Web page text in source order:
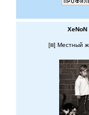
XeNoN
[ ] Местный